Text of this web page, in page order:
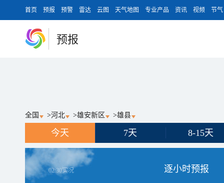
首页 预报 预警 雷达 云图 天气地图 专业产品 资讯 视频 节气
预报
全国 >河北 >雄安新区 >雄县
今天 7天 8-15天
02:30实况 逐小时预报